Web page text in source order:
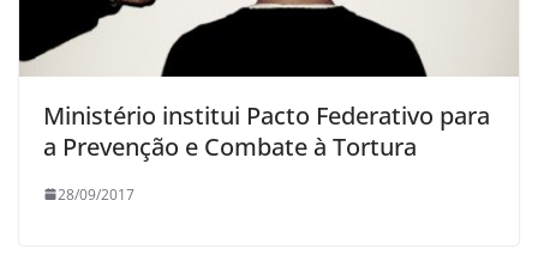
Ministério institui Pacto Federativo para
a Prevenção e Combate à Tortura
28/09/2017